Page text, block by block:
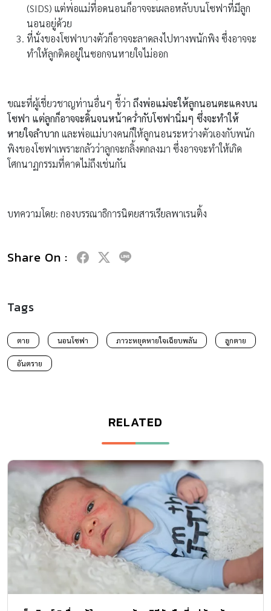
(SIDS) แต่พ่อแม่ที่อดนอนก็อาจจะเผลอหลับบนโซฟาที่มีลูก
นอนอยู่ด้วย
ที่นั่งของโซฟาบางตัวก็อาจจะลาดลงไปทางพนักพิง ซึ่งอาจจะ
ทำให้ลูกติดอยู่ในซอกจนหายใจไม่ออก
ขณะที่ผู้เชี่ยวชาญท่านอื่นๆ ชี้ว่า ถึงพ่อแม่จะให้ลูกนอนตะแคงบน
โซฟา แต่ลูกก็อาจจะดิ้นจนหน้าคว่ำกับโซฟานิ่มๆ ซึ่งจะทำให้
หายใจลำบาก และพ่อแม่บางคนก็ให้ลูกนอนระหว่างตัวเองกับพนัก
พิงของโซฟาเพราะกลัวว่าลูกจะกลิ้งตกลงมา ซึ่งอาจจะทำให้เกิด
โศกนาฏกรรมที่คาดไม่ถึงเช่นกัน
บทความโดย: กองบรรณาธิการนิตยสารเรียลพาเรนติ้ง
Share On :
Tags
ตาย นอนโซฟา ภาวะหยุดหายใจเฉียบพลัน ลูกตาย
อันตราย
RELATED